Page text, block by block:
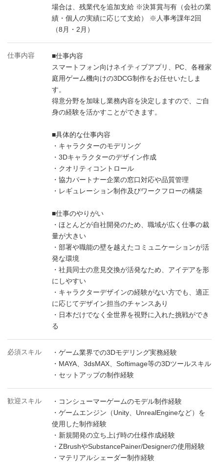
場合は、残業代を追加支給 ※決算賞与有（会社の業
績・個人の実績に応じて支給） ※人事考課年2回
（8月・2月）
仕事内容
■仕事内容
スマートフォン向けネイティブアプリ、PC、各種家
庭用ゲーム機向けの3DCG制作をお任せいたしま
す。
得意分野を加味し業務内容を決定しますので、ご自
身の経験を活かすことができます。
■具体的な仕事内容
・キャラクターのモデリング
・3Dキャラクターのデザイン作成
・クオリティコントロール
・協力パートナー企業の窓口対応や品質管理
・レギュレーション制作及びワークフローの構築
■仕事のやりがい
・ほとんどが自社開発のため、職域が広く仕事の裁
量が大きい
・部署や職能の壁を越えたコミュニケーションが活
発な環境
・社員同士の意見交換が活発なため、アイデアを形
にしやすい
・キャラクターデザインの経験がない方でも、適正
に応じてデザイン担当のチャンスあり
・日本だけでなく全世界を視野に入れた挑戦ができ
る
必須スキル
・ゲーム業界での3Dモデリング実務経験
・MAYA、3dsMAX、Softimage等の3Dツールスキル
・セットアップの制作経験
歓迎スキル
・コンシューマーゲームのモデル制作経験
・ゲームエンジン（Unity、UnrealEngineなど）を
使用した制作経験
・新規開発の立ち上げ時の仕様作成経験
・ZBrushやSubstancePainer/Designerの使用経験
・マテリアルシェーダー制作経験